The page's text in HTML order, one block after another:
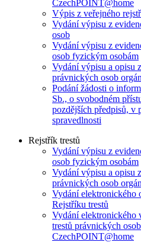
CzechPOINT@home
Výpis z veřejného
Vydání výpisu z
osob
Vydání výpisu z
osob fyzickým osobám
Vydání výpisu a opisu
právnických osob
Podání žádosti o
Sb., o svobodném
pozdějších předpisů, v
spravedlnosti
Rejstřík trestů
Vydání výpisu z
osob fyzickým osobám
Vydání výpisu a opisu
právnických osob
Vydání elektronického
Rejstříku trestů
Vydání elektronického
trestů právnických
CzechPOINT@home